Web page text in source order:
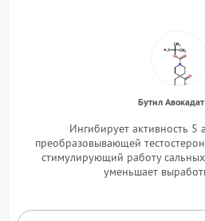
Бутил
Ингибирует активность 5
преобразовывающей
стимулирующий работу
уменьшает